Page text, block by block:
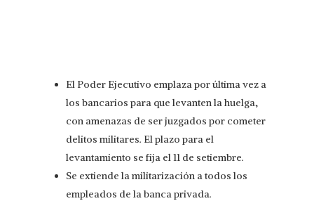
El Poder Ejecutivo emplaza por última vez a
los bancarios para que levanten la huelga,
con amenazas de ser juzgados por cometer
delitos militares. El plazo para el
levantamiento se fija el 11 de setiembre.
Se extiende la militarización a todos los
empleados de la banca privada.